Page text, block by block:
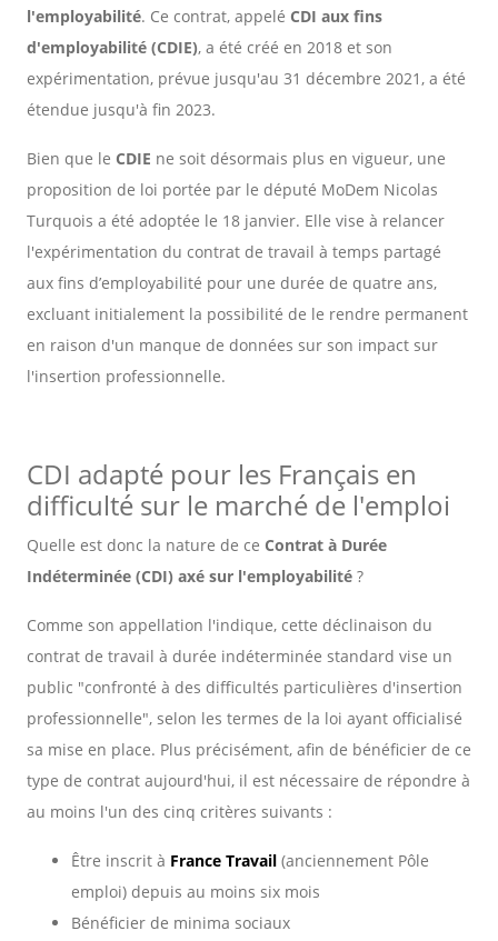
l'employabilité. Ce contrat, appelé CDI aux fins
d'employabilité (CDIE), a été créé en 2018 et son
expérimentation, prévue jusqu'au 31 décembre 2021, a été
étendue jusqu'à fin 2023.
Bien que le CDIE ne soit désormais plus en vigueur, une
proposition de loi portée par le député MoDem Nicolas
Turquois a été adoptée le 18 janvier. Elle vise à relancer
l'expérimentation du contrat de travail à temps partagé
aux fins d’employabilité pour une durée de quatre ans,
excluant initialement la possibilité de le rendre permanent
en raison d'un manque de données sur son impact sur
l'insertion professionnelle.
CDI adapté pour les Français en
difficulté sur le marché de l'emploi
Quelle est donc la nature de ce Contrat à Durée
Indéterminée (CDI) axé sur l'employabilité ?
Comme son appellation l'indique, cette déclinaison du
contrat de travail à durée indéterminée standard vise un
public "confronté à des difficultés particulières d'insertion
professionnelle", selon les termes de la loi ayant officialisé
sa mise en place. Plus précisément, afin de bénéficier de ce
type de contrat aujourd'hui, il est nécessaire de répondre à
au moins l'un des cinq critères suivants :
Être inscrit à France Travail (anciennement Pôle
emploi) depuis au moins six mois
Bénéficier de minima sociaux